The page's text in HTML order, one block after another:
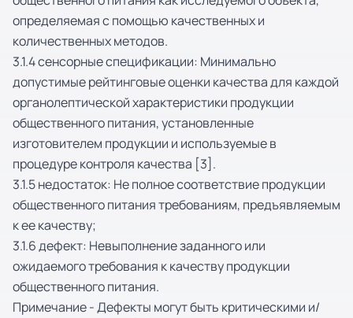
определяемая с помощью качественных и
количественных методов.
3.1.4 сенсорные спецификации: Минимально
допустимые рейтинговые оценки качества для каждой
органолептической характеристики продукции
общественного питания, установленные
изготовителем продукции и используемые в
процедуре контроля качества [3].
3.1.5 недостаток: Не полное соответствие продукции
общественного питания требованиям, предъявляемым
к ее качеству;
3.1.6 дефект: Невыполнение заданного или
ожидаемого требования к качеству продукции
общественного питания.
Примечание - Дефекты могут быть критическими и/